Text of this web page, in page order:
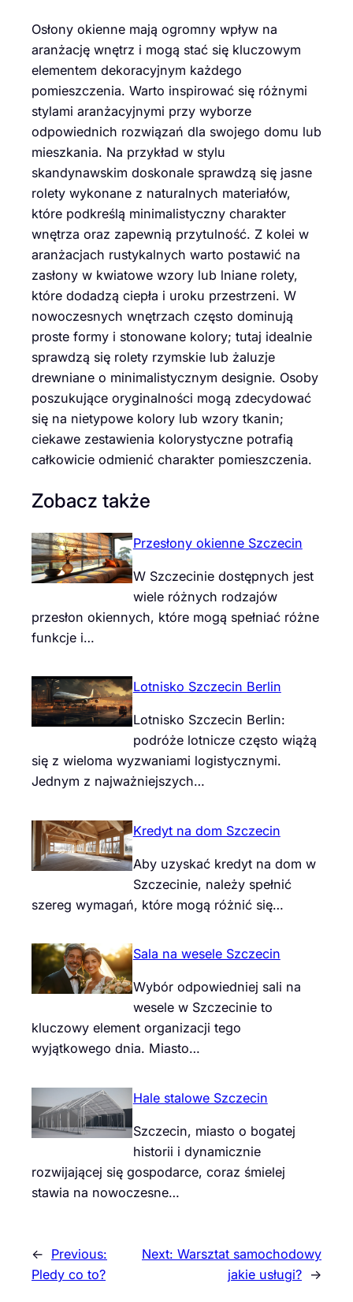
Osłony okienne mają ogromny wpływ na
aranżację wnętrz i mogą stać się kluczowym
elementem dekoracyjnym każdego
pomieszczenia. Warto inspirować się różnymi
stylami aranżacyjnymi przy wyborze
odpowiednich rozwiązań dla swojego domu lub
mieszkania. Na przykład w stylu
skandynawskim doskonale sprawdzą się jasne
rolety wykonane z naturalnych materiałów,
które podkreślą minimalistyczny charakter
wnętrza oraz zapewnią przytulność. Z kolei w
aranżacjach rustykalnych warto postawić na
zasłony w kwiatowe wzory lub lniane rolety,
które dodadzą ciepła i uroku przestrzeni. W
nowoczesnych wnętrzach często dominują
proste formy i stonowane kolory; tutaj idealnie
sprawdzą się rolety rzymskie lub żaluzje
drewniane o minimalistycznym designie. Osoby
poszukujące oryginalności mogą zdecydować
się na nietypowe kolory lub wzory tkanin;
ciekawe zestawienia kolorystyczne potrafią
całkowicie odmienić charakter pomieszczenia.
Zobacz także
Przesłony okienne Szczecin
W Szczecinie dostępnych jest
wiele różnych rodzajów
przesłon okiennych, które mogą spełniać różne
funkcje i…
Lotnisko Szczecin Berlin
Lotnisko Szczecin Berlin:
podróże lotnicze często wiążą
się z wieloma wyzwaniami logistycznymi.
Jednym z najważniejszych…
Kredyt na dom Szczecin
Aby uzyskać kredyt na dom w
Szczecinie, należy spełnić
szereg wymagań, które mogą różnić się…
Sala na wesele Szczecin
Wybór odpowiedniej sali na
wesele w Szczecinie to
kluczowy element organizacji tego
wyjątkowego dnia. Miasto…
Hale stalowe Szczecin
Szczecin, miasto o bogatej
historii i dynamicznie
rozwijającej się gospodarce, coraz śmielej
stawia na nowoczesne…
← Previous:
Pledy co to?
Next: Warsztat samochodowy
jakie usługi? →